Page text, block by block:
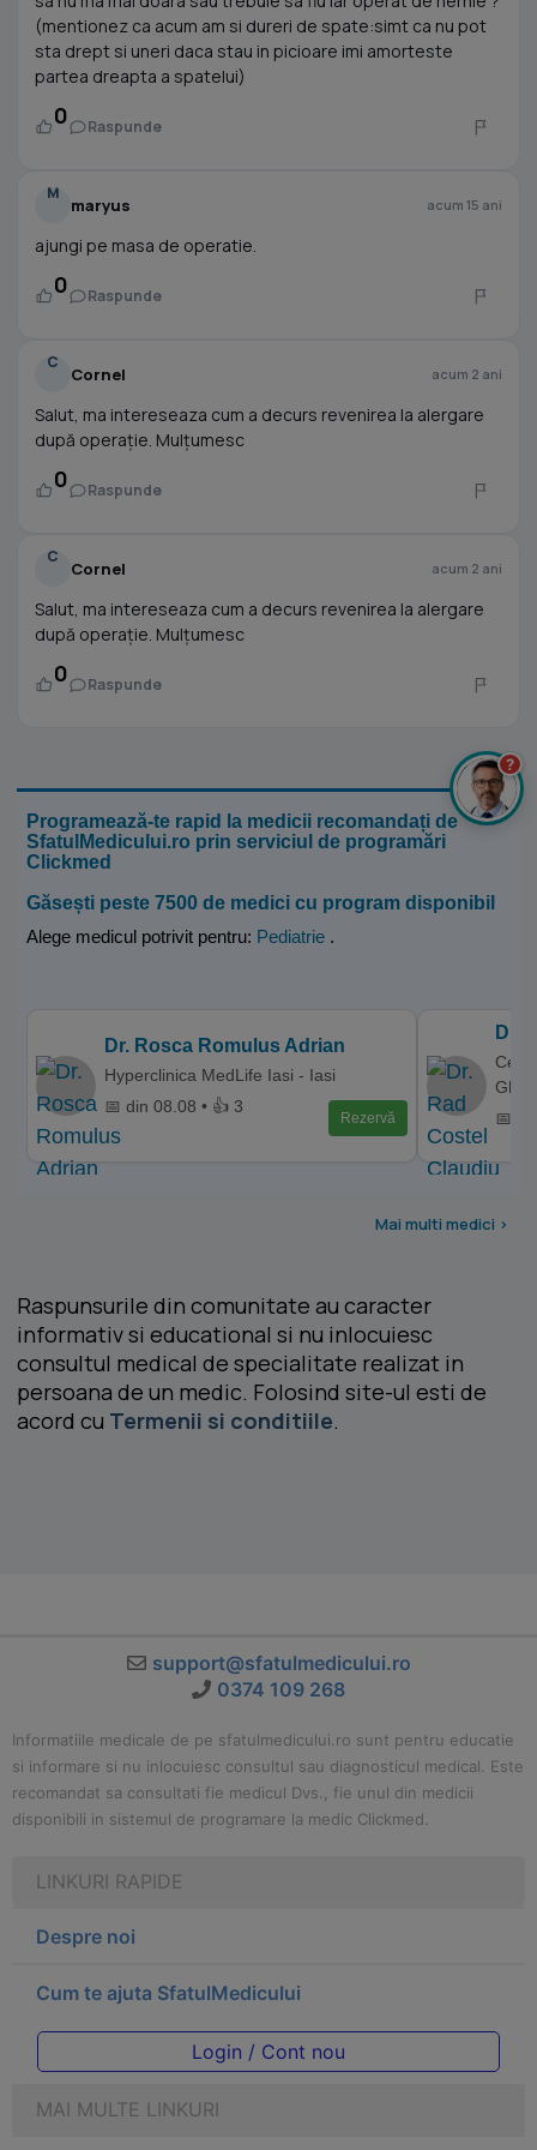
(mentionez ca acum am si dureri de spate:simt ca nu pot
sta drept si uneri daca stau in picioare imi amorteste
partea dreapta a spatelui)
0 Raspunde
M
maryus acum 15 ani
ajungi pe masa de operatie.
0 Raspunde
C
Cornel acum 2 ani
Salut, ma intereseaza cum a decurs revenirea la alergare
după operație. Mulțumesc
0 Raspunde
C
Cornel acum 2 ani
Salut, ma intereseaza cum a decurs revenirea la alergare
după operație. Mulțumesc
0 Raspunde
Programează-te rapid la medicii recomandați de
SfatulMedicului.ro prin serviciul de programări
Clickmed
Găsești peste 7500 de medici cu program disponibil
Alege medicul potrivit pentru: Pediatrie .
Dr. Rosca Romulus Adrian
Hyperclinica MedLife Iasi - Iasi
📅 din 08.08 • 👍 3
Rezervă
Dr.
📅
Mai multi medici >
Raspunsurile din comunitate au caracter
informativ si educational si nu inlocuiesc
consultul medical de specialitate realizat in
persoana de un medic. Folosind site-ul esti de
acord cu Termenii si conditiile.
support@sfatulmedicului.ro
0374 109 268
Informatiile medicale de pe sfatulmedicului.ro sunt pentru educatie
si informare si nu inlocuiesc consultul sau diagnosticul medical. Este
recomandat sa consultati fie medicul Dvs., fie unul din medicii
disponibili in sistemul de programare la medic Clickmed.
LINKURI RAPIDE
Despre noi
Cum te ajuta SfatulMedicului
Login / Cont nou
MAI MULTE LINKURI
?